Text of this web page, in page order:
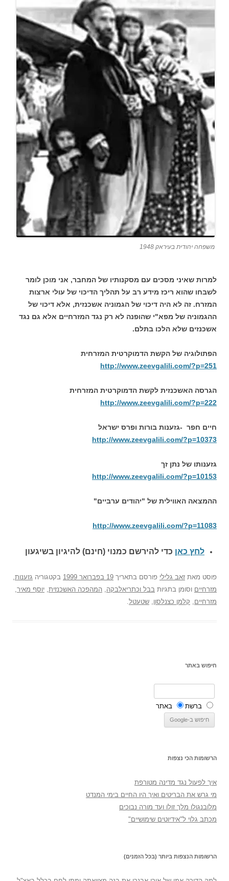
משפחה יהודית בעיראק 1948
למרות שאיני מסכים עם מסקנותיו של המחבר, אני מוכן לומר
לשבחו שהוא ריכז מידע רב על תהליך הדיכוי של עולי ארצות
המזרח. זה לא היה דיכוי של הגמוניה אשכנזית, אלא דיכוי של
ההגמוניה של מפא"י שהופנה לא רק נגד המזרחיים אלא גם נגד
אשכנזים שלא הלכו בתלם.
הפתולוגיה של הקשת הדמוקרטית המזרחית
http://www.zeevgalili.com/?p=251
הגרסה האשכנזית לקשת הדמוקרטית המזרחית
http://www.zeevgalili.com/?p=222
חיים חפר -גזענות בורות ופרס ישראל
http://www.zeevgalili.com/?p=10373
גזענותו של נתן זך
http://www.zeevgalili.com/?p=10153
ההמצאה האווילית של "יהודים ערביים"
http://www.zeevgalili.com/?p=11083
לחץ כאן כדי להירשם כמנוי (חינם) להיגיון בשיגעון
פוסט מאת זאב גלילי פורסם בתאריך 19 בפברואר 1999 בקטגוריה גזענות
מזרחיים וסומן בתגיות בבל וכתריאלבקה המהפכה האשכנזית יוסף מאיר
מזרחיים
קלמן כצנלסון שטעטל
חיפוש באתר
ברשת באתר
הרשומות הכי נצפות
איך לפעול נגד מדינה מטורפת
מי גרש את הבריטים ואיך היו החיים בימי המנדט
מלובנגולו מלך זולו ועד מורה נבוכים
מכתב גלוי ל"אידיוטים שימושיים"
הרשומות הנצפות ביותר (בכל הזמנים)